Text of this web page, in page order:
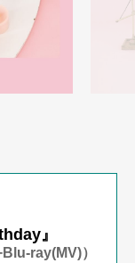
』
ray(MV)）